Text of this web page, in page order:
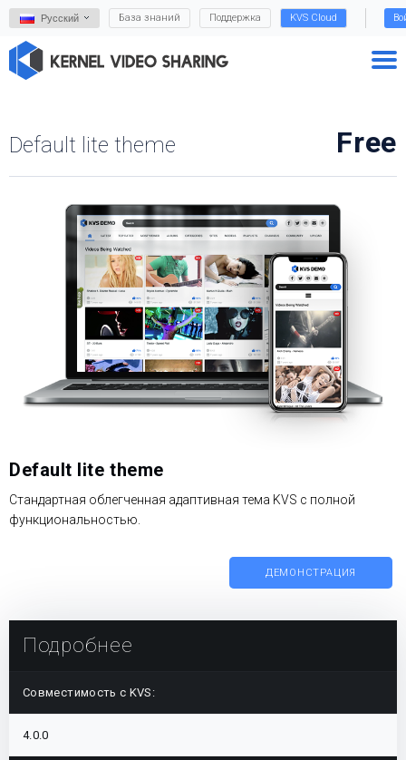
Русский База знаний Поддержка KVS Cloud
Default lite theme Free
Default lite theme
Стандартная облегченная адаптивная тема KVS с полной
функциональностью.
ДЕМОНСТРАЦИЯ
Подробнее
Совместимость с KVS:
4.0.0